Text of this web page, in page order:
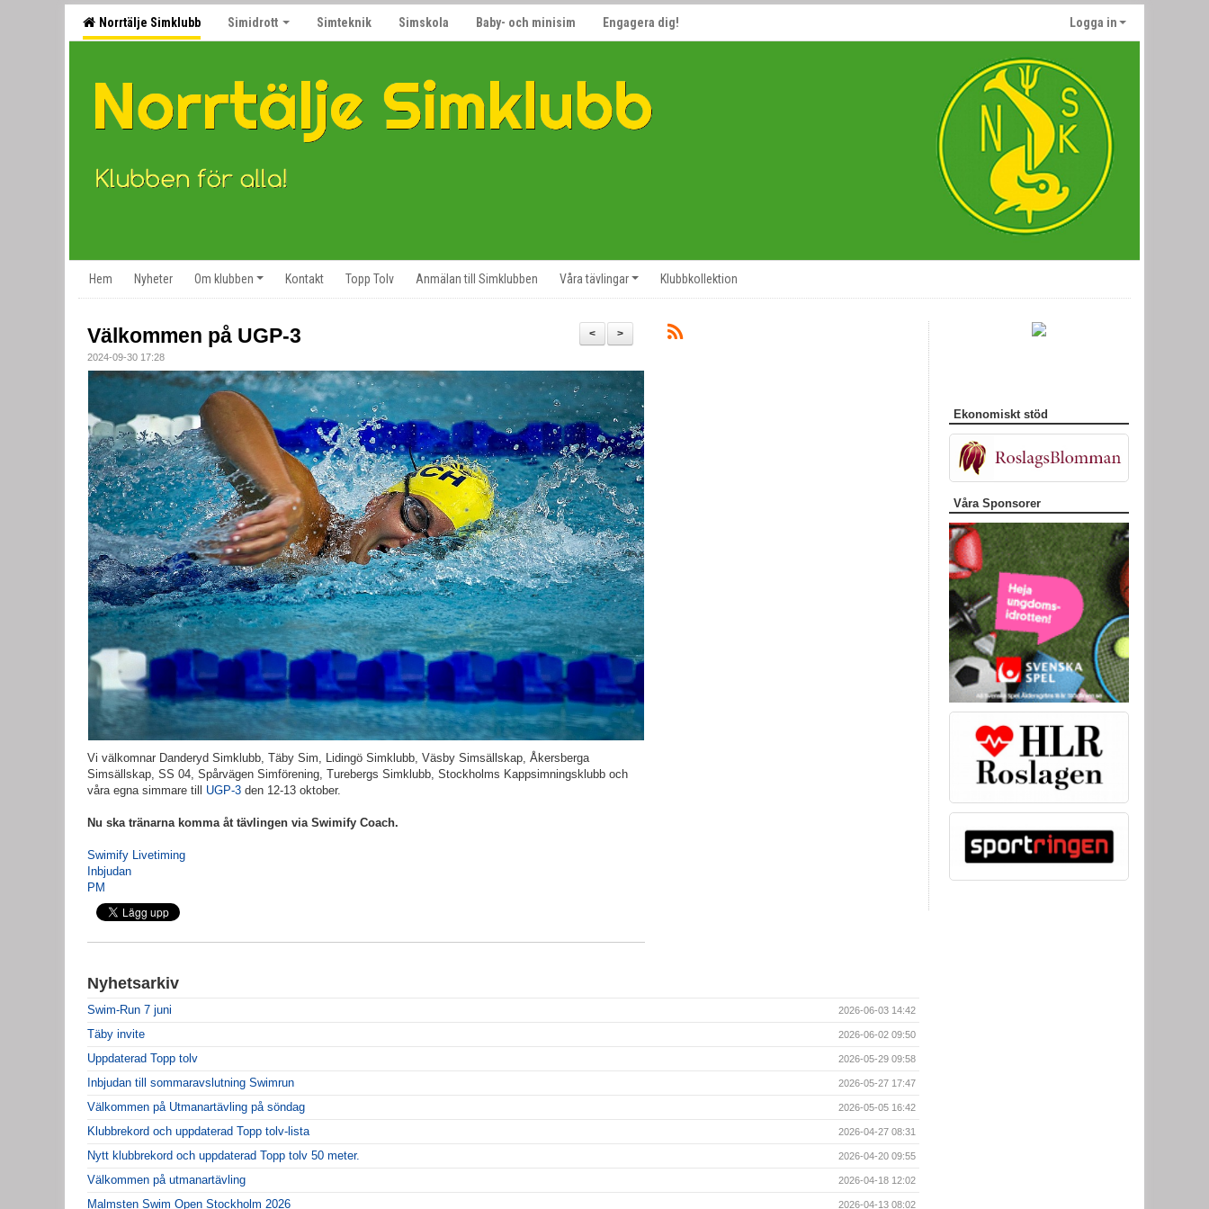
Norrtälje Simklubb Simidrott Simteknik Simskola Baby- och minisim Engagera dig! Logga in
Hem Nyheter Om klubben Kontakt Topp Tolv Anmälan till Simklubben Våra tävlingar Klubbkollektion
>
<
Välkommen på UGP-3
2024-09-30 17:28
Vi välkomnar Danderyd Simklubb, Täby Sim, Lidingö Simklubb, Väsby Simsällskap, Åkersberga
Simsällskap, SS 04, Spårvägen Simförening, Turebergs Simklubb, Stockholms Kappsimningsklubb och
våra egna simmare till UGP-3 den 12-13 oktober.
Nu ska tränarna komma åt tävlingen via Swimify Coach.
Swimify Livetiming
Inbjudan
PM
Nyhetsarkiv
Swim-Run 7 juni 2026-06-03 14:42
Täby invite 2026-06-02 09:50
Uppdaterad Topp tolv 2026-05-29 09:58
Inbjudan till sommaravslutning Swimrun 2026-05-27 17:47
Välkommen på Utmanartävling på söndag 2026-05-05 16:42
Klubbrekord och uppdaterad Topp tolv-lista 2026-04-27 08:31
Nytt klubbrekord och uppdaterad Topp tolv 50 meter. 2026-04-20 09:55
Välkommen på utmanartävling 2026-04-18 12:02
Malmsten Swim Open Stockholm 2026 2026-04-13 08:02
Ekonomiskt stöd
Våra Sponsorer